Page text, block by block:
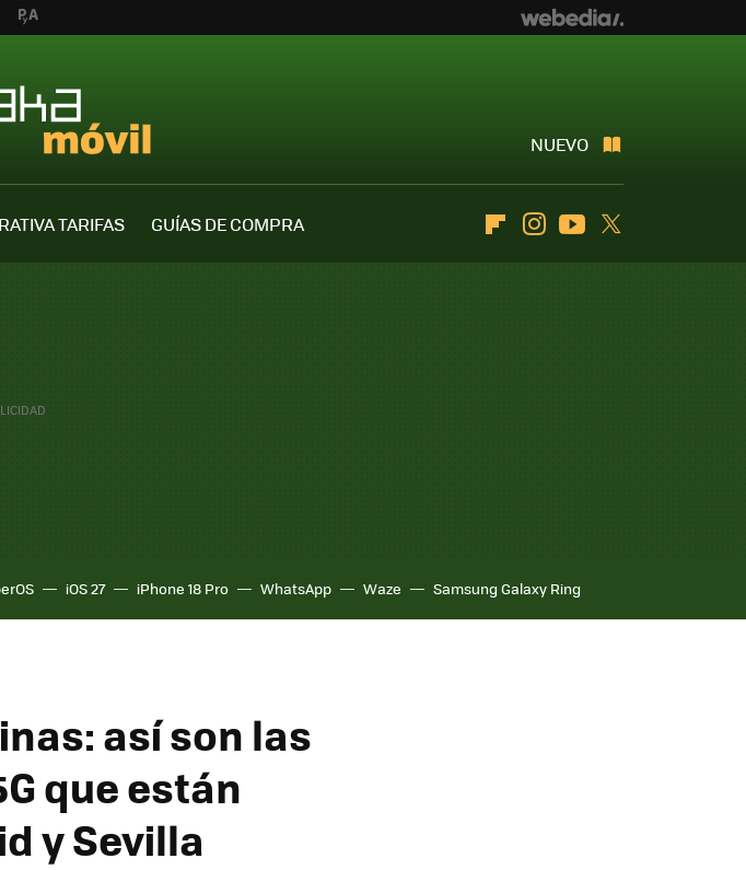
NUEVO
TARIFAS
GUÍAS DE COMPRA
FlipboardInstagramYoutube
iOS 27 iPhone 18 Pro WhatsApp Waze Samsung Galaxy Ring
así son las
que están
y Sevilla